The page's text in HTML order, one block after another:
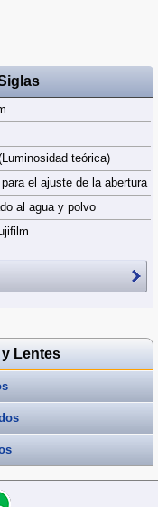
teórica)
el ajuste de la abertura
al agua y polvo
Lentes